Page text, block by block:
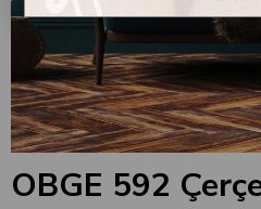
OBGE 592